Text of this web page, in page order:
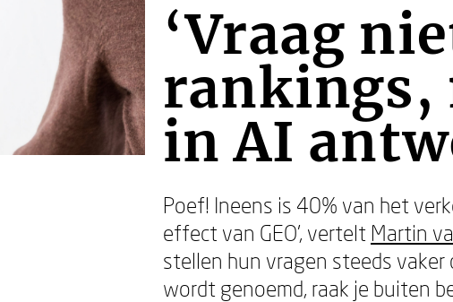
‘Vraag
rankings,
in AI
Poef! Ineens is 40% van het
effect van GEO’, vertelt Martin
stellen hun vragen steeds
wordt genoemd, raak je buiten